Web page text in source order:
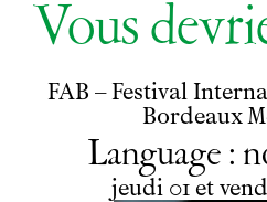
Vous
FAB – Festival
Bordeaux
Language :
du
jeudi
jeudi 01 et au